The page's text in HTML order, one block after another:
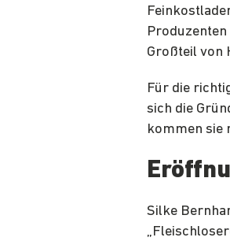
Großteil von
Für die
sich die
kommen sie
Silke